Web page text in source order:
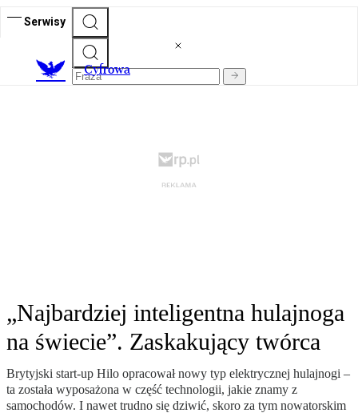
Serwisy
Cyfrowa
„Najbardziej inteligentna hulajnoga
na świecie”. Zaskakujący twórca
Brytyjski start-up Hilo opracował nowy typ elektrycznej hulajnogi –
ta została wyposażona w część technologii, jakie znamy z
samochodów. I nawet trudno się dziwić, skoro za tym nowatorskim